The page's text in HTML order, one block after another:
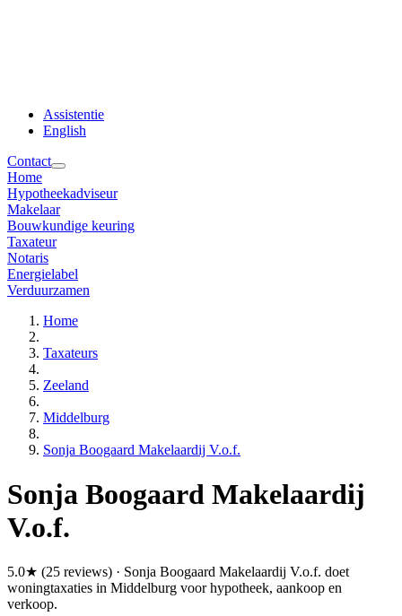
Assistentie
English
Contact
Home
Hypotheekadviseur
Makelaar
Bouwkundige keuring
Taxateur
Notaris
Energielabel
Verduurzamen
Home
Taxateurs
Zeeland
Middelburg
Sonja Boogaard Makelaardij V.o.f.
Sonja Boogaard Makelaardij
V.o.f.
5.0★ (25 reviews) · Sonja Boogaard Makelaardij V.o.f. doet
woningtaxaties in Middelburg voor hypotheek, aankoop en
verkoop.